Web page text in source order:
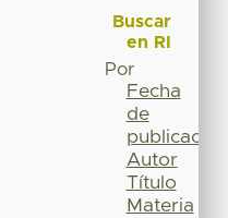
Buscar
en RI
Por
Fecha
de
publicación
Autor
Título
Materia